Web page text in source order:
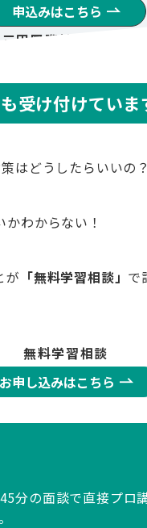
申込みはこちら
三田国際対策に最適
受け付けていま
はどうしたらいいの？
わからない！
が 「無料学習相談」 で
無料学習相談
お申し込みはこちら
分の面談で直接プロ